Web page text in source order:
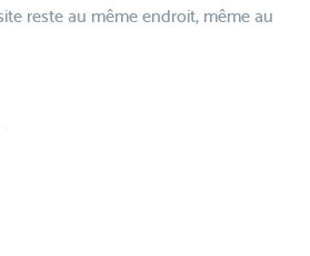
reste au même endroit, même au